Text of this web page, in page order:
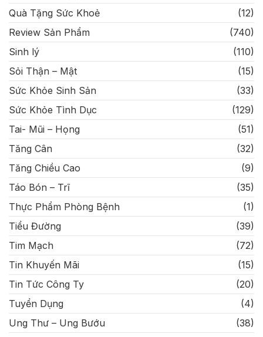
Quà Tặng Sức Khoẻ
(12)
Review Sản Phẩm
(740)
Sinh lý
(110)
Sỏi Thận – Mật
(15)
Sức Khỏe Sinh Sản
(33)
Sức Khỏe Tình Dục
(129)
Tai- Mũi – Họng
(51)
Tăng Cân
(32)
Tăng Chiều Cao
(9)
Táo Bón – Trĩ
(35)
Thực Phẩm Phòng Bệnh
(1)
Tiểu Đường
(39)
Tim Mạch
(72)
Tin Khuyến Mãi
(15)
Tin Tức Công Ty
(20)
Tuyển Dụng
(4)
Ung Thư – Ung Bướu
(38)